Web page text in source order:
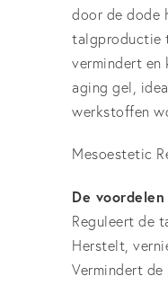
door de dode
talgproductie
vermindert en
aging gel,
werkstoffen
Mesoestetic
De
Reguleert de
Herstelt,
Vermindert